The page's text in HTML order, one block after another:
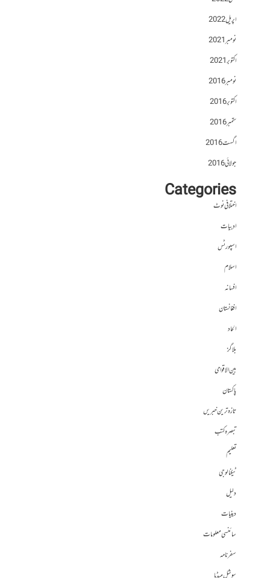
اپریل 2022
نومبر 2021
اکتوبر 2021
نومبر 2016
اکتوبر 2016
ستمبر 2016
اگست 2016
جولائی 2016
Categories
اختلافی نوٹ
ادبیات
اسپورٹس
اسلام
افسانہ
افغانستان
الحاد
بلاگز
بین الاقوامی
پاکستان
تازہ ترین خبریں
تبصرہ کتب
تعلیم
ٹیکنالوجی
دلیل
دینیات
سائنسی معلومات
سفرنامہ